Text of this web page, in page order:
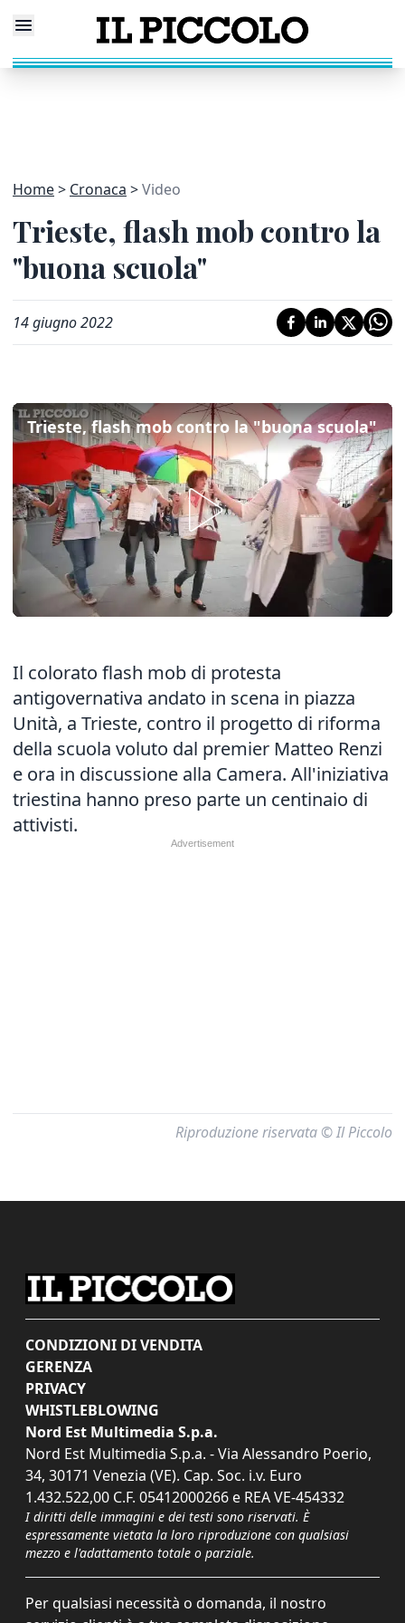
Home Cronaca Video
Trieste, flash mob contro la
"buona scuola"
14 giugno 2022
Trieste, flash mob contro la "buona scuola"
Il colorato flash mob di protesta
antigovernativa andato in scena in piazza
Unità, a Trieste, contro il progetto di riforma
della scuola voluto dal premier Matteo Renzi
e ora in discussione alla Camera. All'iniziativa
triestina hanno preso parte un centinaio di
attivisti.
Riproduzione riservata © Il Piccolo
CONDIZIONI DI VENDITA
GERENZA
PRIVACY
WHISTLEBLOWING
Nord Est Multimedia S.p.a.
Nord Est Multimedia S.p.a. - Via Alessandro Poerio,
34, 30171 Venezia (VE). Cap. Soc. i.v. Euro
1.432.522,00 C.F. 05412000266 e REA VE-454332
I diritti delle immagini e dei testi sono riservati. È
espressamente vietata la loro riproduzione con qualsiasi
mezzo e l'adattamento totale o parziale.
Per qualsiasi necessità o domanda, il nostro